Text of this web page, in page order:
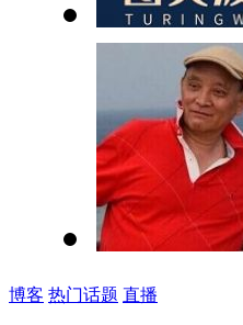
博客 热门话题 直播